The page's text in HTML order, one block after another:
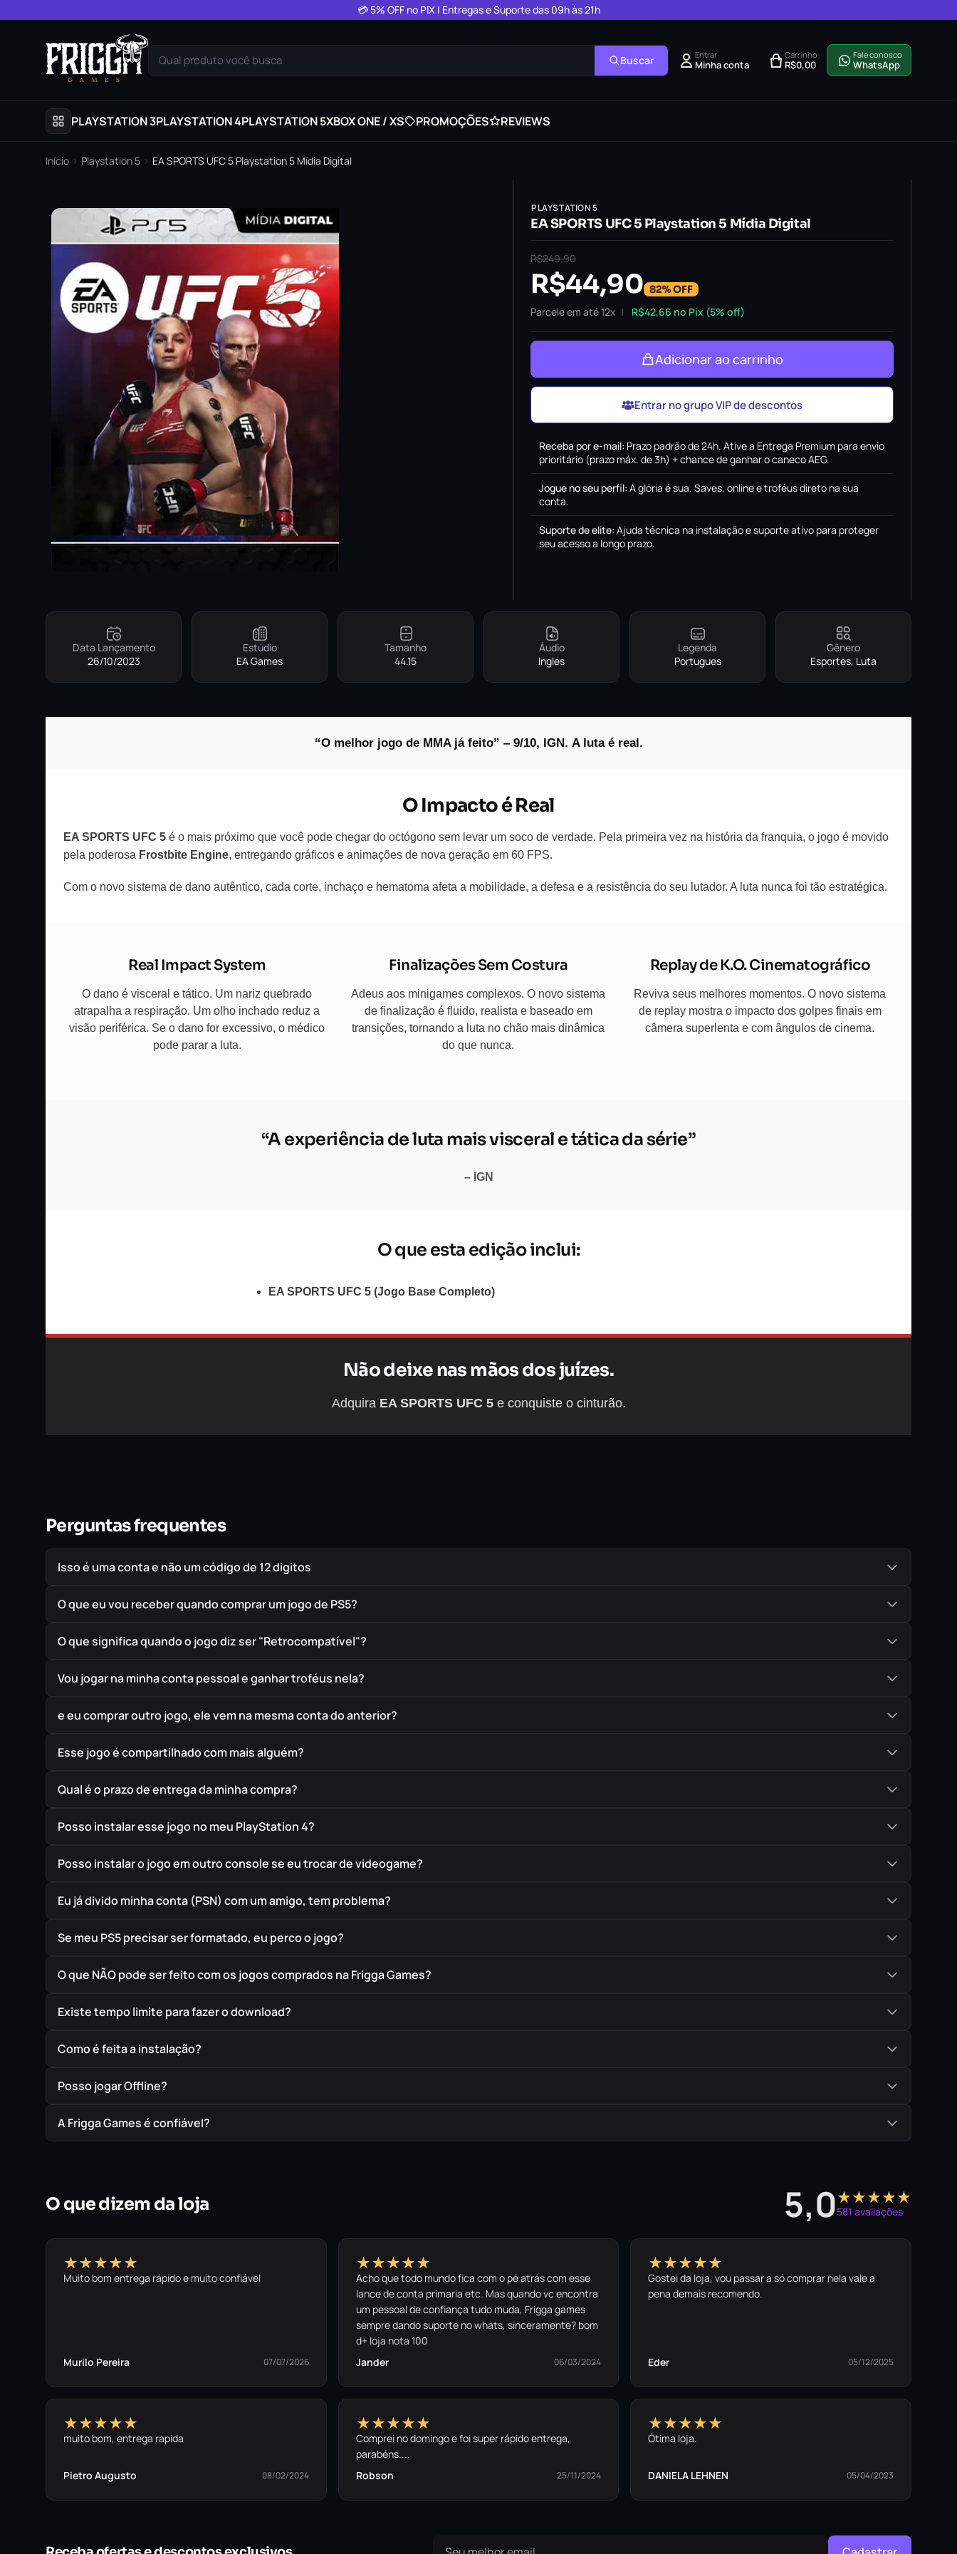
💳 5% OFF no PIX | Entregas e Suporte das 09h às 21h
Qual produto você busca Buscar Entrar
Minha conta
Carrinho
R$0,00
Fale conosco
WhatsApp
PLAYSTATION 3PLAYSTATION 4PLAYSTATION 5XBOX ONE / XS PROMOÇÕES REVIEWS
Início › Playstation 5 › EA SPORTS UFC 5 Playstation 5 Mídia Digital
PLAYSTATION 5
EA SPORTS UFC 5 Playstation 5 Mídia Digital
R$249,90
R$44,90 82% OFF
Parcele em até 12x R$42,66 no Pix (5% off)
Adicionar ao carrinho
Entrar no grupo VIP de descontos
Receba por e-mail: Prazo padrão de 24h. Ative a Entrega Premium para envio
prioritário (prazo máx. de 3h) + chance de ganhar o caneco AEG.
Jogue no seu perfil: A glória é sua. Saves, online e troféus direto na sua
conta.
Suporte de elite: Ajuda técnica na instalação e suporte ativo para proteger
seu acesso a longo prazo.
Data Lançamento
26/10/2023
Estúdio
EA Games
Tamanho
44.15
Áudio
Ingles
Legenda
Portugues
Gênero
Esportes, Luta
“O melhor jogo de MMA já feito” – 9/10, IGN. A luta é real.
O Impacto é Real
EA SPORTS UFC 5 é o mais próximo que você pode chegar do octógono sem levar um soco de verdade. Pela primeira vez na história da franquia, o jogo é movido
pela poderosa Frostbite Engine, entregando gráficos e animações de nova geração em 60 FPS.
Com o novo sistema de dano autêntico, cada corte, inchaço e hematoma afeta a mobilidade, a defesa e a resistência do seu lutador. A luta nunca foi tão estratégica.
Real Impact System
O dano é visceral e tático. Um nariz quebrado
atrapalha a respiração. Um olho inchado reduz a
visão periférica. Se o dano for excessivo, o médico
pode parar a luta.
Finalizações Sem Costura
Adeus aos minigames complexos. O novo sistema
de finalização é fluido, realista e baseado em
transições, tornando a luta no chão mais dinâmica
do que nunca.
Replay de K.O. Cinematográfico
Reviva seus melhores momentos. O novo sistema
de replay mostra o impacto dos golpes finais em
câmera superlenta e com ângulos de cinema.
“A experiência de luta mais visceral e tática da série”
– IGN
O que esta edição inclui:
EA SPORTS UFC 5 (Jogo Base Completo)
Não deixe nas mãos dos juízes.
Adquira EA SPORTS UFC 5e conquiste o cinturão.
Perguntas frequentes
Isso é uma conta e não um código de 12 digitos
O que eu vou receber quando comprar um jogo de PS5?
O que significa quando o jogo diz ser "Retrocompatível"?
Vou jogar na minha conta pessoal e ganhar troféus nela?
e eu comprar outro jogo, ele vem na mesma conta do anterior?
Esse jogo é compartilhado com mais alguém?
Qual é o prazo de entrega da minha compra?
Posso instalar esse jogo no meu PlayStation 4?
Posso instalar o jogo em outro console se eu trocar de videogame?
Eu já divido minha conta (PSN) com um amigo, tem problema?
Se meu PS5 precisar ser formatado, eu perco o jogo?
O que NÃO pode ser feito com os jogos comprados na Frigga Games?
Existe tempo limite para fazer o download?
Como é feita a instalação?
Posso jogar Offline?
A Frigga Games é confiável?
O que dizem da loja 5,0★★★★★
581 avaliações
★★★★★
Muito bom entrega rápido e muito confiável
Murilo Pereira 07/07/2026
★★★★★
Acho que todo mundo fica com o pé atrás com esse
lance de conta primaria etc. Mas quando vc encontra
um pessoal de confiança tudo muda, Frigga games
sempre dando suporte no whats, sinceramente? bom
d+ loja nota 100
Jander
06/03/2024
★★★★★
Gostei da loja, vou passar a só comprar nela vale a
pena demais recomendo.
Eder 05/12/2025
★★★★★
muito bom, entrega rapida
Pietro Augusto 08/02/2024
★★★★★
Comprei no domingo e foi super rápido entrega,
parabéns....
Robson
25/11/2024
★★★★★
Ótima loja.
DANIELA LEHNEN 05/04/2023